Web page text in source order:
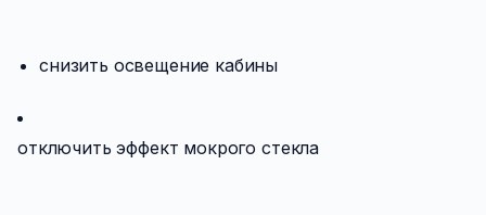
снизить освещение кабины
отключить эффект мокрого стекла